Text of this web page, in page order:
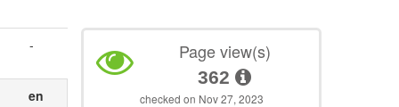
-
en
Page view(s)
362
checked on Nov 27, 2023